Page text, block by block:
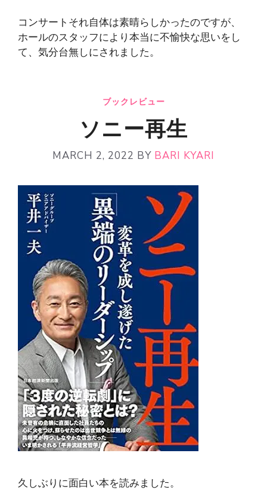
コンサートそれ自体は素晴らしかったのですが、
ホールのスタッフにより本当に不愉快な思いをし
て、気分台無しにされました。
ブックレビュー
ソニー再生
MARCH 2, 2022 BY BARI KYARI
久しぶりに面白い本を読みました。